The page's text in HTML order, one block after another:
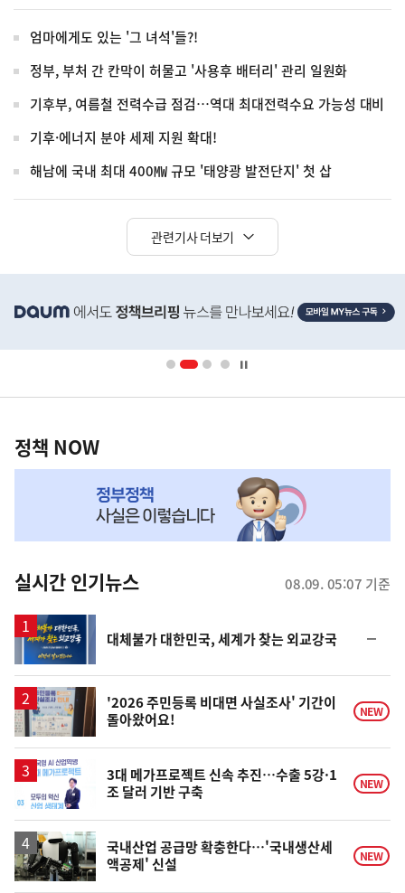
엄마에게도 있는 '그 녀석'들?!
정부, 부처 간 칸막이 허물고 '사용후 배터리' 관리 일원화
기후부, 여름철 전력수급 점검…역대 최대전력수요 가능성 대비
기후·에너지 분야 세제 지원 확대!
해남에 국내 최대 400㎿ 규모 '태양광 발전단지' 첫 삽
관련기사 더보기
단
영
책
NOW,
뉴
스
정책 NOW
실시간 인기뉴스 08.09. 05:07 기준
대체불가 대한민국, 세계가 찾는 외교강국
일
'2026 주민등록 비대면 사실조사' 기간이
돌아왔어요!
NEW
3대 메가프로젝트 신속 추진…수출 5강·1
조 달러 기반 구축
NEW
국내산업 공급망 확충한다…'국내생산세
액공제' 신설
NEW